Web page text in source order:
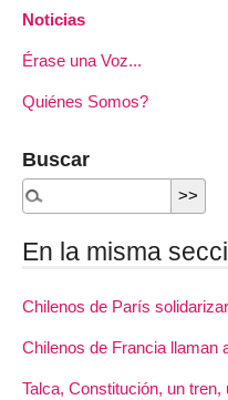
Noticias
Érase una Voz...
Quiénes Somos?
Buscar
En la misma
Chilenos de París
Chilenos de Francia llaman
Talca, Constitución, un tren,